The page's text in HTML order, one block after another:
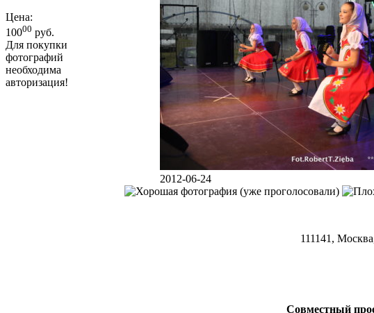
Цена:
10000 руб.
Для покупки
фотографий
необходима
авторизация!
2012-06-24
111141,
Совместный